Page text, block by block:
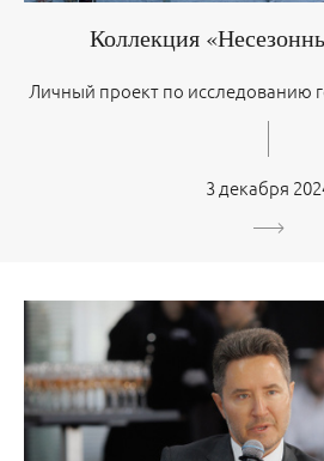
Коллекция
Личный проект по исследованию
3 декабря